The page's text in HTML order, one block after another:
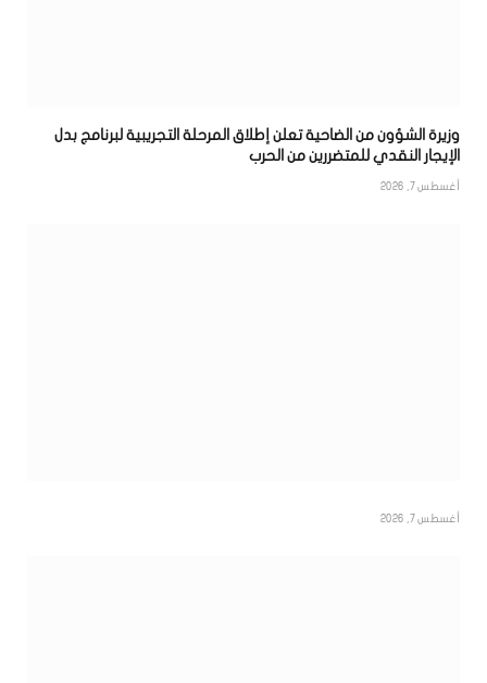
وزيرة الشؤون من الضاحية تعلن إطلاق المرحلة التجريبية لبرنامج بدل
الإيجار النقدي للمتضررين من الحرب
أغسطس 7, 2026
أغسطس 7, 2026